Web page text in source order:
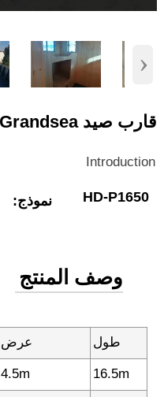
›
قارب صيد Grandsea الصلب التجاري 16.5 م
Introduction
نموذج: HD-P1650
وصف المنتج
طول عرض
16.5m
4.5m